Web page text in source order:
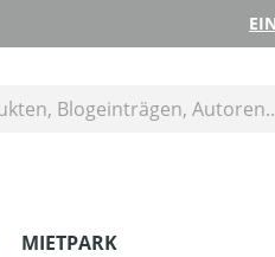
MIETPARK